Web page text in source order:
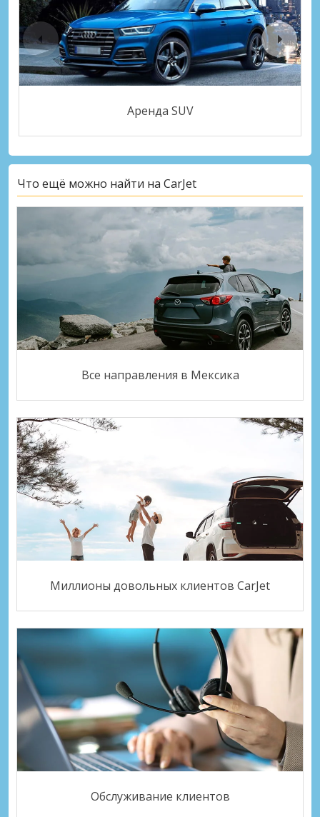
Аренда SUV
Что ещё можно найти на CarJet
Все направления в Мексика
Миллионы довольных клиентов CarJet
Обслуживание клиентов